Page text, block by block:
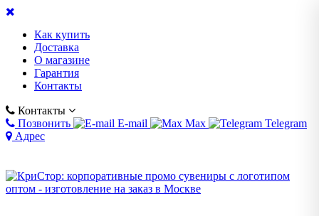
Как купить
Доставка
О магазине
Гарантия
Контакты
Контакты
Позвонить
E-mail Max
Telegram
Адрес